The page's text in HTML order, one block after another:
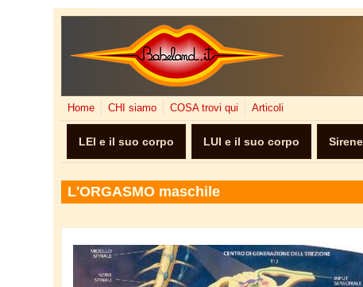
Salta al contenuto principale
Home CHI siamo COSA trovi qui Articoli
LEI e il suo corpo LUI e il suo corpo Sirene
L'ORGASMO maschile
erezione.jpg